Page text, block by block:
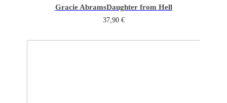
Gracie AbramsDaughter from Hell
37,90 €